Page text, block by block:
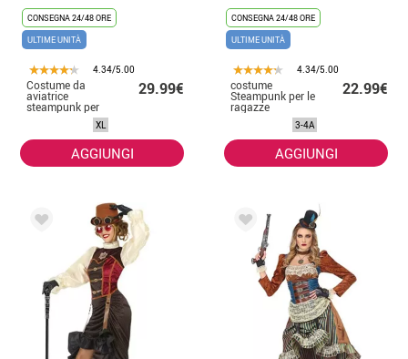
CONSEGNA 24/48 ORE
ULTIME UNITÀ
4.34/5.00
Costume da
aviatrice
steampunk per
donna
29.99€
XL
AGGIUNGI
CONSEGNA 24/48 ORE
ULTIME UNITÀ
4.34/5.00
costume
Steampunk per le
ragazze
22.99€
3-4A
AGGIUNGI